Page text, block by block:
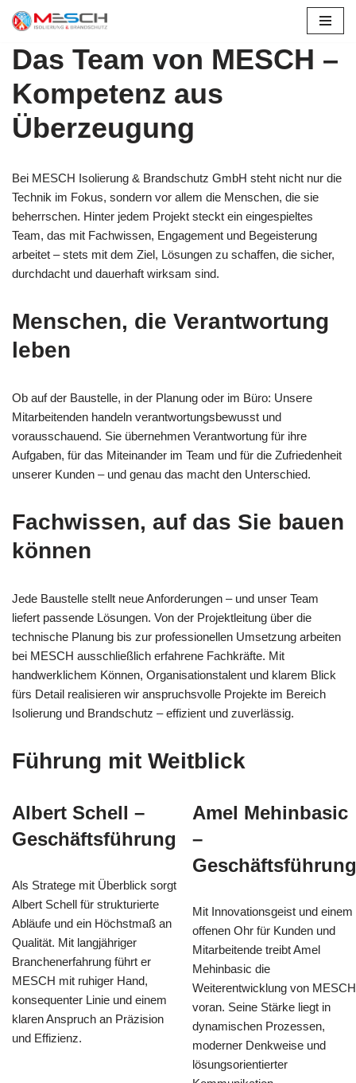
Inhalt
springen
Das Team von MESCH –
Kompetenz aus
Überzeugung
Bei MESCH Isolierung & Brandschutz GmbH steht nicht nur die
Technik im Fokus, sondern vor allem die Menschen, die sie
beherrschen. Hinter jedem Projekt steckt ein eingespieltes
Team, das mit Fachwissen, Engagement und Begeisterung
arbeitet – stets mit dem Ziel, Lösungen zu schaffen, die sicher,
durchdacht und dauerhaft wirksam sind.
Menschen, die Verantwortung
leben
Ob auf der Baustelle, in der Planung oder im Büro: Unsere
Mitarbeitenden handeln verantwortungsbewusst und
vorausschauend. Sie übernehmen Verantwortung für ihre
Aufgaben, für das Miteinander im Team und für die Zufriedenheit
unserer Kunden – und genau das macht den Unterschied.
Fachwissen, auf das Sie bauen
können
Jede Baustelle stellt neue Anforderungen – und unser Team
liefert passende Lösungen. Von der Projektleitung über die
technische Planung bis zur professionellen Umsetzung arbeiten
bei MESCH ausschließlich erfahrene Fachkräfte. Mit
handwerklichem Können, Organisationstalent und klarem Blick
fürs Detail realisieren wir anspruchsvolle Projekte im Bereich
Isolierung und Brandschutz – effizient und zuverlässig.
Führung mit Weitblick
Albert Schell –
Geschäftsführung
Als Stratege mit Überblick sorgt
Albert Schell für strukturierte
Abläufe und ein Höchstmaß an
Qualität. Mit langjähriger
Branchenerfahrung führt er
MESCH mit ruhiger Hand,
konsequenter Linie und einem
klaren Anspruch an Präzision
und Effizienz.
Amel Mehinbasic
–
Geschäftsführung
Mit Innovationsgeist und einem
offenen Ohr für Kunden und
Mitarbeitende treibt Amel
Mehinbasic die
Weiterentwicklung von MESCH
voran. Seine Stärke liegt in
dynamischen Prozessen,
moderner Denkweise und
lösungsorientierter